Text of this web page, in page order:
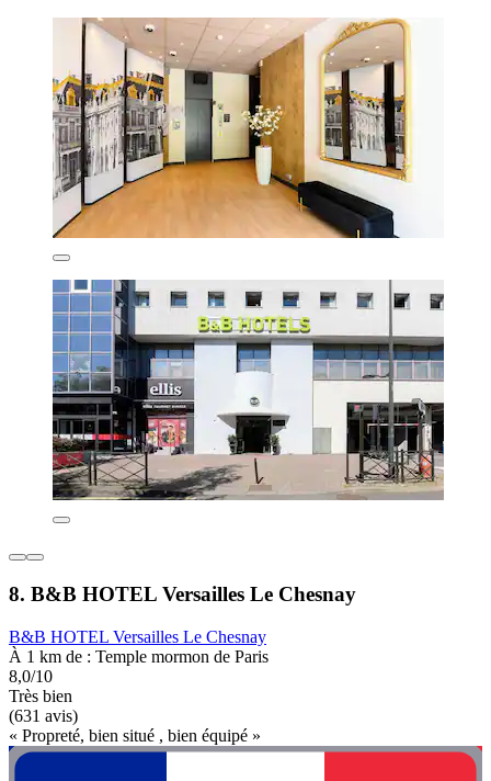
8. B&B HOTEL Versailles Le Chesnay
B&B HOTEL Versailles Le Chesnay
À 1 km de : Temple mormon de Paris
8,0/10
Très bien
(631 avis)
« Propreté, bien situé , bien équipé »